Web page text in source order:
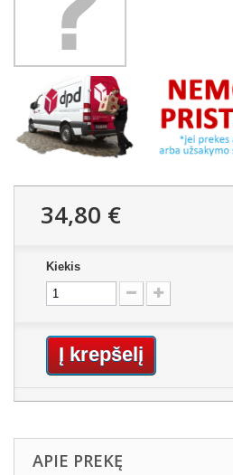
34,80 €
Kiekis
Į krepšelį
APIE PREKĘ